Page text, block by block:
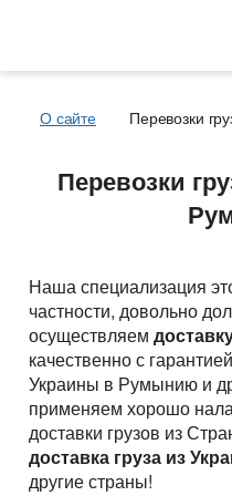
Услуги перевозок
Основные типы
Тентованный,
Рефрижератор
Автопоезд c Прицепом
Мегатрейлер. Объём
Типы перевозок
Автомобильные
Перевозки сборных
Морские перевозки
Морские
Ж.Д. грузоперевозки
Заказ услуг
Биржа: Транспорт и грузы
О сайте Перевозки
Перевозки
Город выгрузки
Наименование груза
Дата погрузки
Тип транспорта
Вес груза (т)
Наша специализация
частности, довольно
осуществляем
качественно с
Украины в Румынию и
применяем хорошо
доставки грузов из
доставка груза из
другие страны!
Страна загрузки
Наименование груза
Дата погрузки
Тип транспорта
Вес груза (т)
Объем груза
Страна загрузки
Тип транспорта
Свободен с
Вес груза (т)
Объем груза
Компания